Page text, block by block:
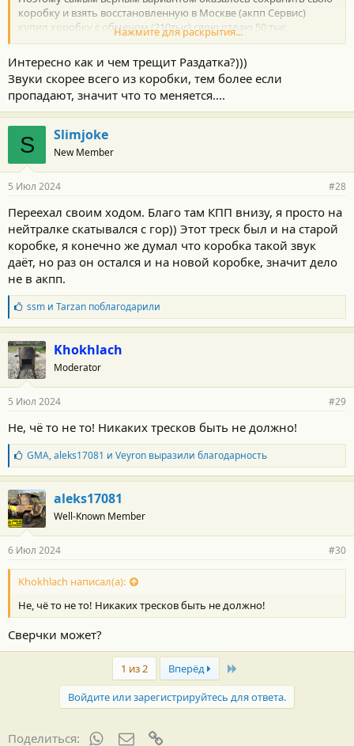
коробку и взять восстановленную в Москве (акпп Сервис)
купил коробку с обменом (210тыс) свою отдаю 50 тыс
возвращают, во Владикавказе поменяли за один день 15 тыс.
Масло 10 тыс. Транспортные расходы ТК 10 тыс. Поначалу
подпинывала, но после 500 км стало так как и должно быть,
адаптировалась, замечаний к акпп нет. НО, видимо раздатке по
прилетало от этих ударов, поэтому остался треск когда
останавливаешься, правда уже все меньше и меньше это
слышно.
Всем удачи на дорогах!
Нажмите для раскрытия...
Интересно как и чем трещит Раздатка?)))
Звуки скорее всего из коробки, тем более если
пропадают, значит что то меняется....
S Slimjoke
New Member
5 Июл 2024 #28
Переехал своим ходом. Благо там КПП внизу, я просто на
нейтралке скатывался с гор)) Этот треск был и на старой
коробке, я конечно же думал что коробка такой звук
даёт, но раз он остался и на новой коробке, значит дело
не в акпп.
Б
л
а
г
о
д
а
н
с
т
и
:
ssmи Tarzanпоблагодарили
Khokhlach
Moderator
5 Июл 2024 #29
Не, чё то не то! Никаких тресков быть не должно!
Б
л
а
г
о
д
а
н
о
с
и
:
GMA,aleks17081 и Veyronвыразили благодарность
aleks17081
Well-Known Member
6 Июл 2024 #30
Khokhlach написал(а):
Не, чё то не то! Никаких тресков быть не должно!
Сверчки может?
1 из 2 Вперёд Last
Войдите или зарегистрируйтесь для ответа.
Поделиться: WhatsAppЭлектронная почта